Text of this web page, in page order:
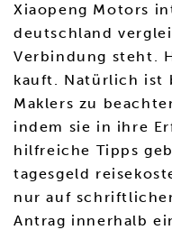
Xiaopeng Motors
deutschland
Verbindung steht.
kauft. Natürlich ist
Maklers zu
indem sie in ihre
hilfreiche Tipps
tagesgeld
nur auf
Antrag innerhalb